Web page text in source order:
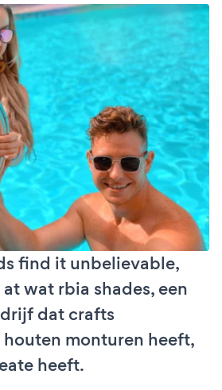
find it unbelievable,
wat rbia shades, een
dat crafts
monturen heeft,
heeft.